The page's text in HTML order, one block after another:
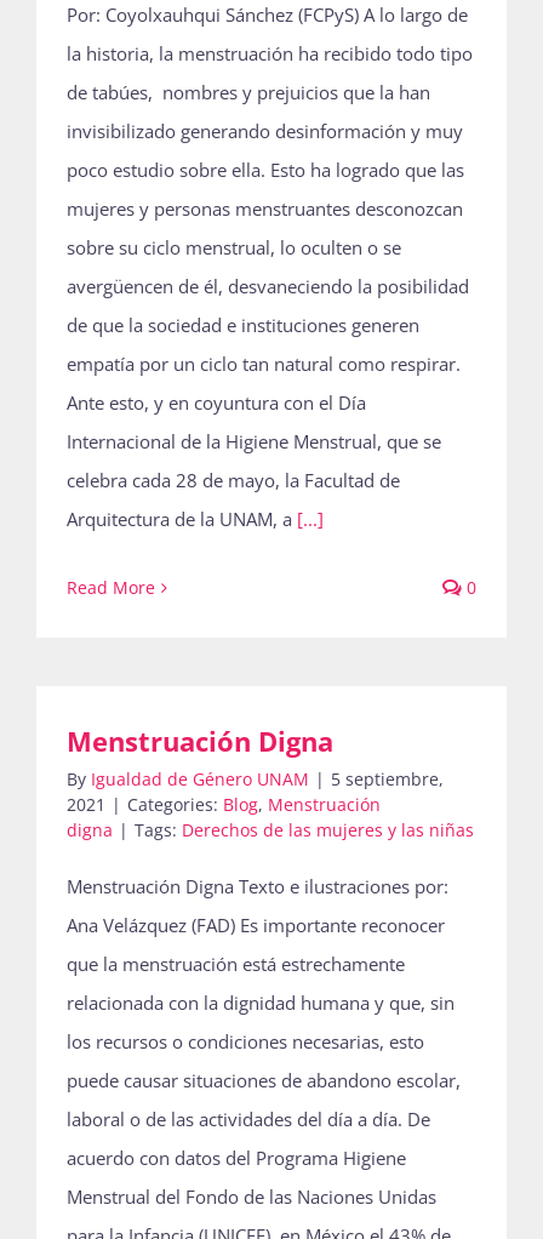
Por: Coyolxauhqui Sánchez (FCPyS) A lo largo de
la historia, la menstruación ha recibido todo tipo
de tabúes, nombres y prejuicios que la han
invisibilizado generando desinformación y muy
poco estudio sobre ella. Esto ha logrado que las
mujeres y personas menstruantes desconozcan
sobre su ciclo menstrual, lo oculten o se
avergüencen de él, desvaneciendo la posibilidad
de que la sociedad e instituciones generen
empatía por un ciclo tan natural como respirar.
Ante esto, y en coyuntura con el Día
Internacional de la Higiene Menstrual, que se
celebra cada 28 de mayo, la Facultad de
Arquitectura de la UNAM, a [...]
Read More 0
Menstruación Digna
By Igualdad de Género UNAM | 5 septiembre,
2021 | Categories: Blog, Menstruación
digna | Tags: Derechos de las mujeres y las niñas
Menstruación Digna Texto e ilustraciones por:
Ana Velázquez (FAD) Es importante reconocer
que la menstruación está estrechamente
relacionada con la dignidad humana y que, sin
los recursos o condiciones necesarias, esto
puede causar situaciones de abandono escolar,
laboral o de las actividades del día a día. De
acuerdo con datos del Programa Higiene
Menstrual del Fondo de las Naciones Unidas